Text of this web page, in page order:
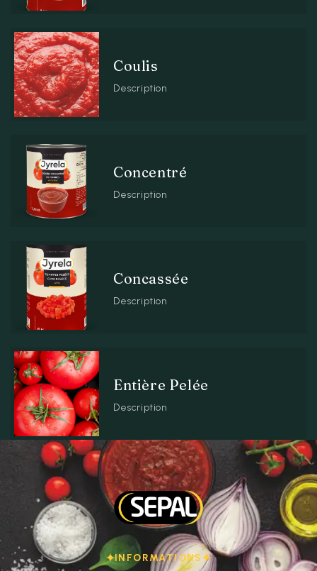
Coulis
Description
Concentré
Description
Concassée
Description
Entière Pelée
Description
INFORMATIONS